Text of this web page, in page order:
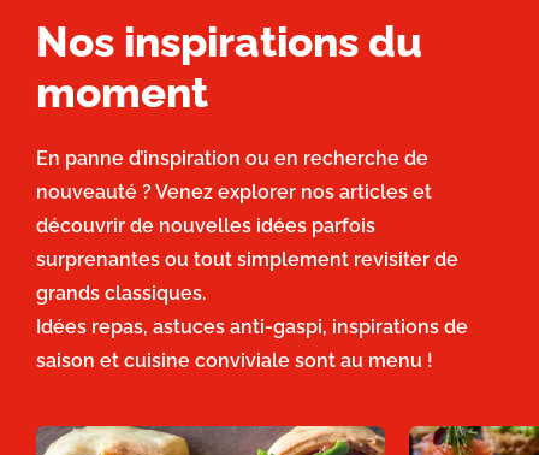
Nos inspirations du
moment
En panne d’inspiration ou en recherche de
nouveauté ? Venez explorer nos articles et
découvrir de nouvelles idées parfois
surprenantes ou tout simplement revisiter de
grands classiques.
Idées repas, astuces anti-gaspi, inspirations de
saison et cuisine conviviale sont au menu !